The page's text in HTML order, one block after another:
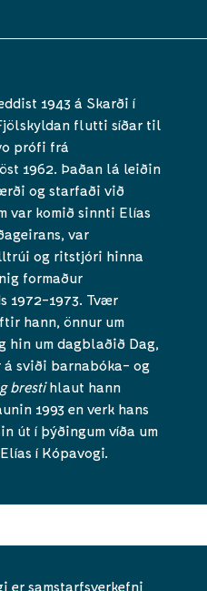
1943 á Skarði í
flutti síðar til
prófi frá
1962. Þaðan lá leiðin
og starfaði við
var komið sinnti Elías
var
og ritstjóri hinna
formaður
1972-1973. Tvær
hann, önnur um
hin um dagblaðið Dag,
á sviði barnabóka- og
brestihlaut hann
1993 en verk hans
út í þýðingum víða um
í Kópavogi.
er samstarfsverkefni